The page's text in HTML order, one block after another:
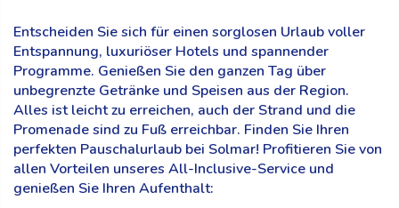
Entscheiden Sie sich für einen sorglosen Urlaub voller
Entspannung, luxuriöser Hotels und spannender
Programme. Genießen Sie den ganzen Tag über
unbegrenzte Getränke und Speisen aus der Region.
Alles ist leicht zu erreichen, auch der Strand und die
Promenade sind zu Fuß erreichbar. Finden Sie Ihren
perfekten Pauschalurlaub bei Solmar! Profitieren Sie von
allen Vorteilen unseres All-Inclusive-Service und
genießen Sie Ihren Aufenthalt: